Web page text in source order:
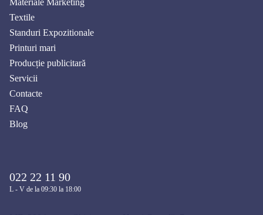
Materiale Marketing
Textile
Standuri Expozitionale
Printuri mari
Producție publicitară
Servicii
Contacte
FAQ
Blog
022 22 11 90
L - V de la 09:30 la 18:00